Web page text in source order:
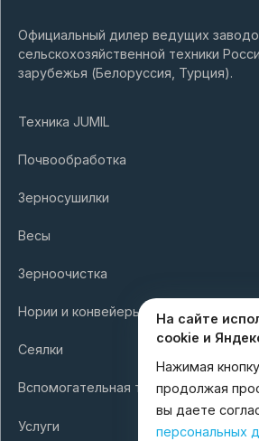
Официальный дилер ведущих
сельскохозяйственной техники
зарубежья (Белоруссия, Турция).
Техника JUMIL
Почвообработка
Зерносушилки
Весы
Зерноочистка
Нории и конвейеры
Сеялки
Вспомогательная техника
Услуги
На сайте
cookie и
Нажимая
продолжая
вы даете
персональных